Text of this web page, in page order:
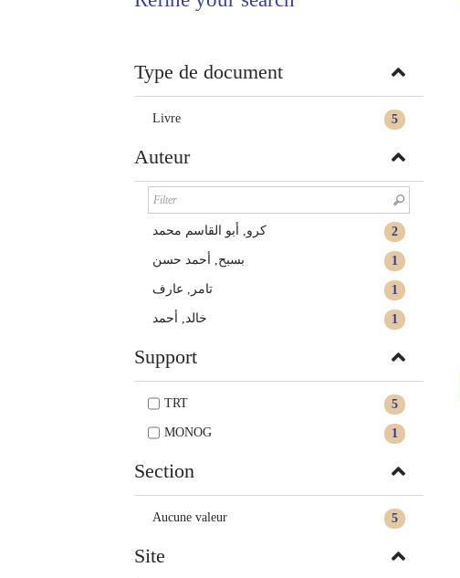
Type de document
5
Livre
Auteur
2 كرو, أبو القاسم محمد
1 بسبح, أحمد حسن
1 تامر, عارف
1 خالد, أحمد
Support
5
TRT
1
MONOG
Section
5
Aucune valeur
Site